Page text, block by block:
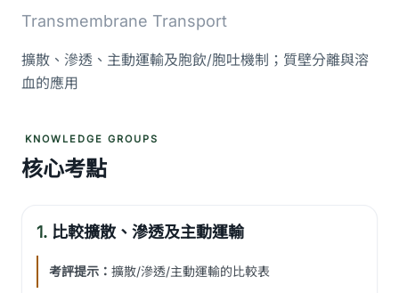
Transmembrane Transport
擴散、滲透、主動運輸及胞飲/胞吐機制；質壁分離與溶
血的應用
KNOWLEDGE GROUPS
核心考點
1. 比較擴散、滲透及主動運輸
考評提示： 擴散/滲透/主動運輸的比較表